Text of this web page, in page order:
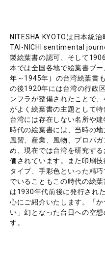
NITESHA KYOTOは日本統
TAI-NICHI sentimental
製絵葉書の認可、そして
本では全国各地で絵葉書ブ
年～1945年）の台湾絵葉書
の後1920年には台湾の行政
ンフラが整備されたことで
がよく絵葉書の主題として
台湾には存在しない名所や
時代の絵葉書には、当時の
風習、産業、風物、プロパ
め、現在では台湾を研究す
価されています。また印刷
タイプ、手彩色といった精
でいることもこの時代の絵
は1930年代前後に発行され
心にご紹介いたします。「
い」幻となった台日への空
す。